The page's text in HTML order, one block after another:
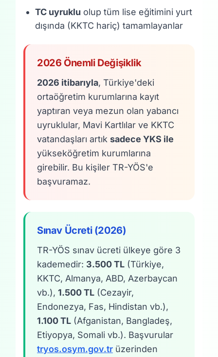
TC uyruklu olup tüm lise eğitimini yurt
dışında (KKTC hariç) tamamlayanlar
2026 Önemli Değişiklik
2026 itibarıyla, Türkiye'deki
ortaöğretim kurumlarına kayıt
yaptıran veya mezun olan yabancı
uyruklular, Mavi Kartlılar ve KKTC
vatandaşları artık sadece YKS ile
yükseköğretim kurumlarına
girebilir. Bu kişiler TR-YÖS'e
başvuramaz.
Sınav Ücreti (2026)
TR-YÖS sınav ücreti ülkeye göre 3
kademedir: 3.500 TL (Türkiye,
KKTC, Almanya, ABD, Azerbaycan
vb.), 1.500 TL (Cezayir,
Endonezya, Fas, Hindistan vb.),
1.100 TL (Afganistan, Bangladeş,
Etiyopya, Somali vb.). Başvurular
tryos.osym.gov.tr üzerinden